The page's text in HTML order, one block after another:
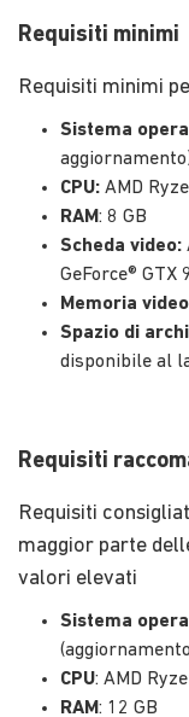
Requisiti minimi
Requisiti minimi
Sistema
CPU: AMD
RAM: 8 GB
Scheda video:
GeForce®
Memoria
Spazio di
disponibile al
Requisiti
Requisiti
maggior parte
valori elevati
Sistema
CPU: AMD
RAM: 12 GB